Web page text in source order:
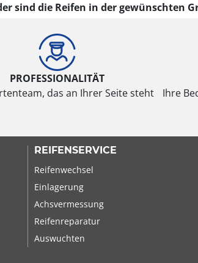
sind die Reifen in der gewünschten
PROFESSIONALITÄT
das an Ihrer Seite steht
Ihre
REIFENSERVICE
Reifenwechsel
Einlagerung
Achsvermessung
Reifenreparatur
Auswuchten